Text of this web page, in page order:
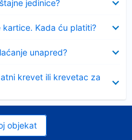
jedinice?
Kada ću platiti?
unapred?
krevet ili krevetac za
objekat